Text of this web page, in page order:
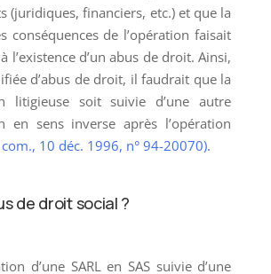
(juridiques, financiers, etc.) et que la
conséquences de l’opération faisait
l’existence d’un abus de droit. Ainsi,
d’abus de droit, il faudrait que la
litigieuse soit suivie d’une autre
en sens inverse après l’opération
com., 10 déc. 1996, n° 94-20070).
de droit social ?
d’une SARL en SAS suivie d’une